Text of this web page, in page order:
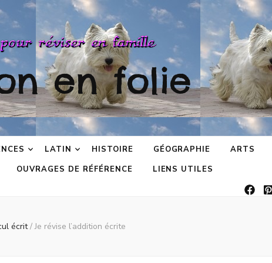
en folie
LATIN HISTOIRE GÉOGRAPHIE ARTS
OUVRAGES DE RÉFÉRENCE LIENS UTILES
écrit/ Je révise l’addition écrite